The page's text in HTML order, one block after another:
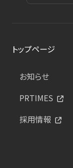
トップページ
お知らせ
PRTIMES
採用情報